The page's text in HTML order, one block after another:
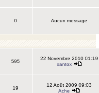
0 Aucun message
595
22 Novembre 2010 01:19
xantox
19
12 Août 2009 09:03
Ache